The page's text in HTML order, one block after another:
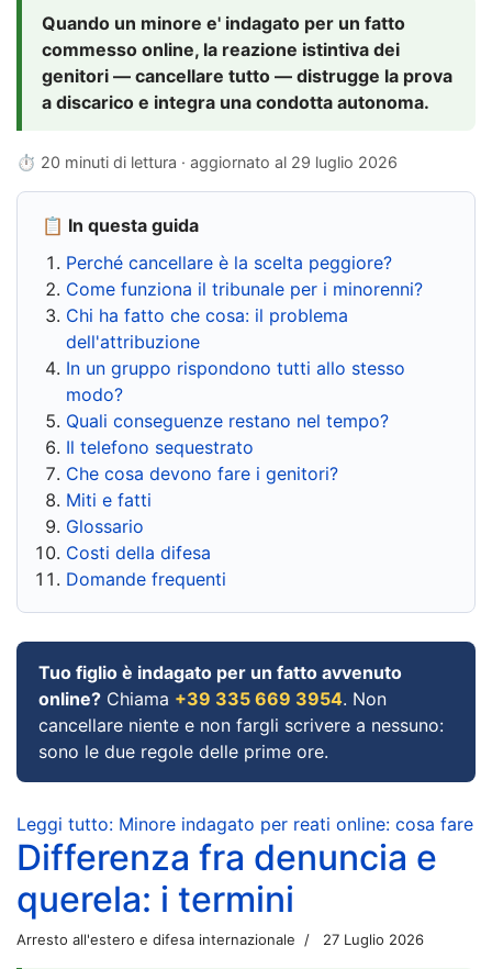
Quando un minore e' indagato per un fatto
commesso online, la reazione istintiva dei
genitori — cancellare tutto — distrugge la prova
a discarico e integra una condotta autonoma.
⏱ 20 minuti di lettura · aggiornato al 29 luglio 2026
📋 In questa guida
Perché cancellare è la scelta peggiore?
Come funziona il tribunale per i minorenni?
Chi ha fatto che cosa: il problema
dell'attribuzione
In un gruppo rispondono tutti allo stesso
modo?
Quali conseguenze restano nel tempo?
Il telefono sequestrato
Che cosa devono fare i genitori?
Miti e fatti
Glossario
Costi della difesa
Domande frequenti
Tuo figlio è indagato per un fatto avvenuto
online? Chiama +39 335 669 3954. Non
cancellare niente e non fargli scrivere a nessuno:
sono le due regole delle prime ore.
Leggi tutto: Minore indagato per reati online: cosa fare
Differenza fra denuncia e
querela: i termini
Arresto all'estero e difesa internazionale 27 Luglio 2026